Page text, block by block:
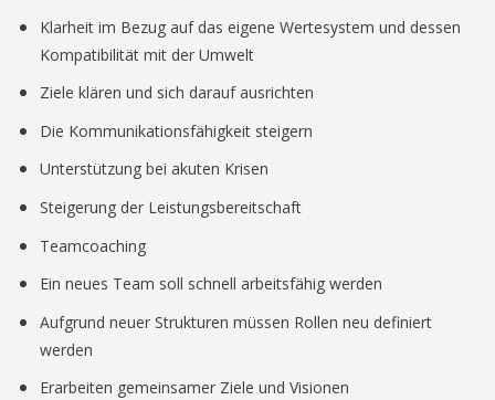
Klarheit im Bezug auf das eigene Wertesystem und dessen
Kompatibilität mit der Umwelt
Ziele klären und sich darauf ausrichten
Die Kommunikationsfähigkeit steigern
Unterstützung bei akuten Krisen
Steigerung der Leistungsbereitschaft
Teamcoaching
Ein neues Team soll schnell arbeitsfähig werden
Aufgrund neuer Strukturen müssen Rollen neu definiert
werden
Erarbeiten gemeinsamer Ziele und Visionen